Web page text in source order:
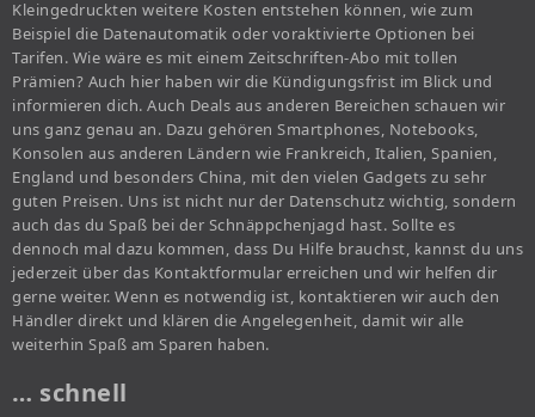
Kleingedruckten weitere Kosten entstehen können, wie zum
Beispiel die Datenautomatik oder voraktivierte Optionen bei
Tarifen. Wie wäre es mit einem Zeitschriften-Abo mit tollen
Prämien? Auch hier haben wir die Kündigungsfrist im Blick und
informieren dich. Auch Deals aus anderen Bereichen schauen wir
uns ganz genau an. Dazu gehören Smartphones, Notebooks,
Konsolen aus anderen Ländern wie Frankreich, Italien, Spanien,
England und besonders China, mit den vielen Gadgets zu sehr
guten Preisen. Uns ist nicht nur der Datenschutz wichtig, sondern
auch das du Spaß bei der Schnäppchenjagd hast. Sollte es
dennoch mal dazu kommen, dass Du Hilfe brauchst, kannst du uns
jederzeit über das Kontaktformular erreichen und wir helfen dir
gerne weiter. Wenn es notwendig ist, kontaktieren wir auch den
Händler direkt und klären die Angelegenheit, damit wir alle
weiterhin Spaß am Sparen haben.
… schnell